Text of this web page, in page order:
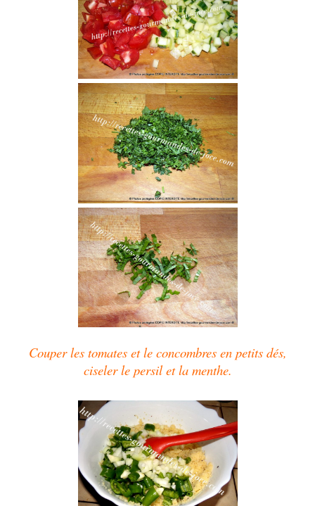
Couper les tomates et le concombres en petits dés,
ciseler le persil et la menthe.